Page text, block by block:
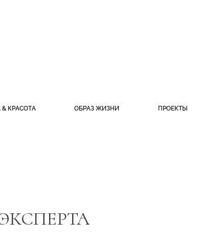
КРАСОТА ОБРАЗ ЖИЗНИ ПРОЕКТЫ